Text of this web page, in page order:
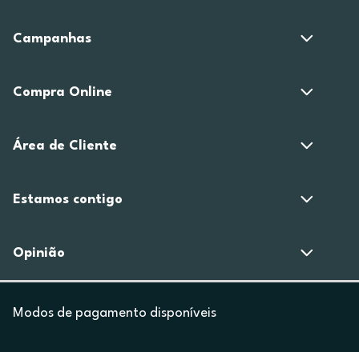
Campanhas
Compra Online
Área de Cliente
Estamos contigo
Opinião
Modos de pagamento disponíveis